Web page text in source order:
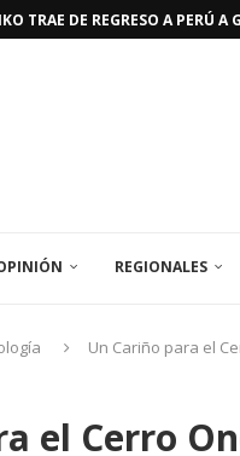
DE CAMBIO BCV 04 DE
REGIONALES
Un Cariño para el
el Cerro